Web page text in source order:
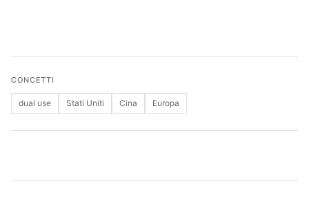
CONCETTI
dual use Stati Uniti Cina Europa